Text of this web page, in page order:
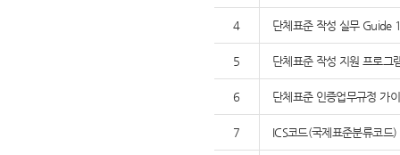
4 단체표준 작성 실무 Guide
5 단체표준 작성 지원 프로
6 단체표준 인증업무규정 가
7 ICS코드(국제표준분류코드